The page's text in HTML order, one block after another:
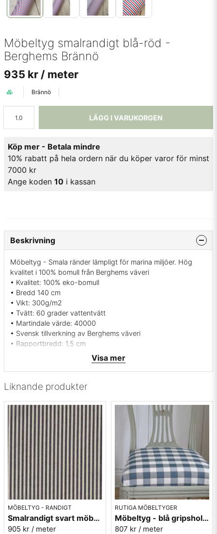
Möbeltyg smalrandigt blå-röd -
Berghems Brännö
935 kr / meter
Brännö
LÄGG I VARUKORGEN
Köp mer - Betala mindre
10% rabatt på hela ordern när du köper varor för minst
7000 kr
Ange koden 10 i kassan
Liknande produkter
MÖBELTYG - RANDIGT
Smalrandigt svart möbeltyg - Mini rand nr.1099
905 kr / meter
RUTIGA MÖBELTYGER
Möbeltyg - blå gripsholmsruta - Ekeby nr.50
807 kr / meter
Beskrivning
Möbeltyg - Smala ränder lämpligt för marina miljöer. Hög
kvalitet i 100% bomull från Berghems väveri
• Kvalitet: 100% eko-bomull
• Bredd 140 cm
• Vikt: 300g/m2
• Tvätt: 60 grader vattentvätt
• Martindale värde: 40000
• Svensk tillverkning av Berghems väveri
• Rapportbredd: 1,5 cm
• Färger: Vit med blå och röda ränder - Fin New England-stil
• Mönsterbild: Längsgående
• Beställningsvara, ingen returrätt
Vill du ha ett tygprov maila mig på:info@broarne.se
Visa mer